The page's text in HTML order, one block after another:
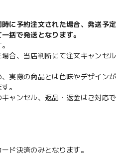
時に予約注文された場合、発送予定
括で発送となります。
場合、当店判断にて注文キャンセル
、実際の商品とは色味やデザインが
。
キャンセル、返品・返金はご対応で
ド決済のみとなります。